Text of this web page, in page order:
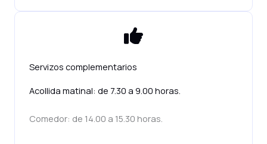
Servizos complementarios
Acollida matinal: de 7.30 a 9.00 horas.
Comedor: de 14.00 a 15.30 horas.